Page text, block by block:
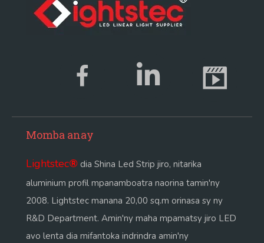
Momba anay
Lightstec® dia Shina Led Strip jiro, nitarika
aluminium profil mpanamboatra naorina tamin'ny
2008. Lightstec manana 20,00 sq.m orinasa sy ny
R&D Department. Amin'ny maha mpamatsy jiro LED
avo lenta dia mifantoka indrindra amin'ny